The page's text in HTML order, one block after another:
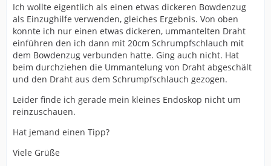
Ich wollte eigentlich als einen etwas dickeren Bowdenzug
als Einzughilfe verwenden, gleiches Ergebnis. Von oben
konnte ich nur einen etwas dickeren, ummantelten Draht
einführen den ich dann mit 20cm Schrumpfschlauch mit
dem Bowdenzug verbunden hatte. Ging auch nicht. Hat
beim durchziehen die Ummantelung von Draht abgeschält
und den Draht aus dem Schrumpfschlauch gezogen.
Leider finde ich gerade mein kleines Endoskop nicht um
reinzuschauen.
Hat jemand einen Tipp?
Viele Grüße